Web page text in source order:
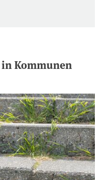
Kommunen